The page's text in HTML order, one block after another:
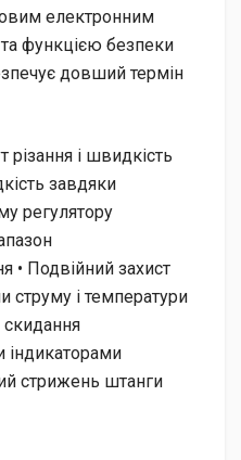
електронним
функцією безпеки
довший термін
різання і швидкість
завдяки
регулятору
• Подвійний захист
струму і температури
скидання
індикаторами
стрижень штанги